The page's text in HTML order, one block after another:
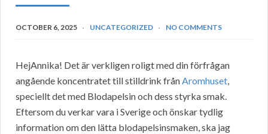
OCTOBER 6, 2025 UNCATEGORIZED NO COMMENTS
HejAnnika! Det är verkligen roligt med din förfrågan
angående koncentratet till stilldrink frånAromhuset,
speciellt det med Blodapelsin och dess styrka smak.
Eftersom du verkar vara i Sverige och önskar tydlig
information om den lätta blodapelsinsmaken, ska jag